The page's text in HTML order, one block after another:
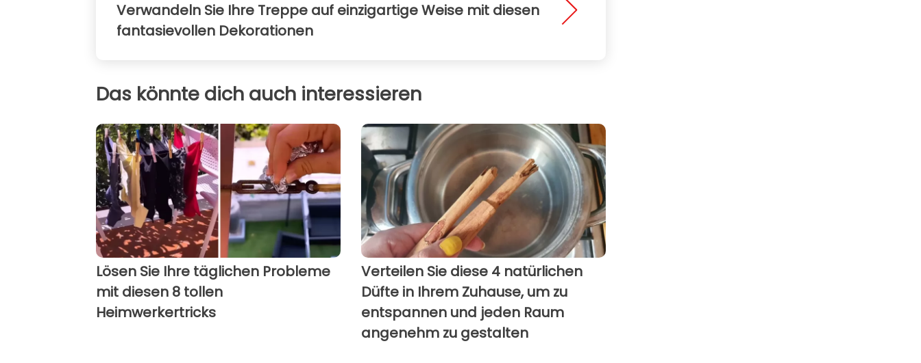
Verwandeln Sie Ihre Treppe auf einzigartige Weise mit diesen
fantasievollen Dekorationen
Das könnte dich auch interessieren
Lösen Sie Ihre täglichen Probleme
mit diesen 8 tollen
Heimwerkertricks
Verteilen Sie diese 4 natürlichen
Düfte in Ihrem Zuhause, um zu
entspannen und jeden Raum
angenehm zu gestalten